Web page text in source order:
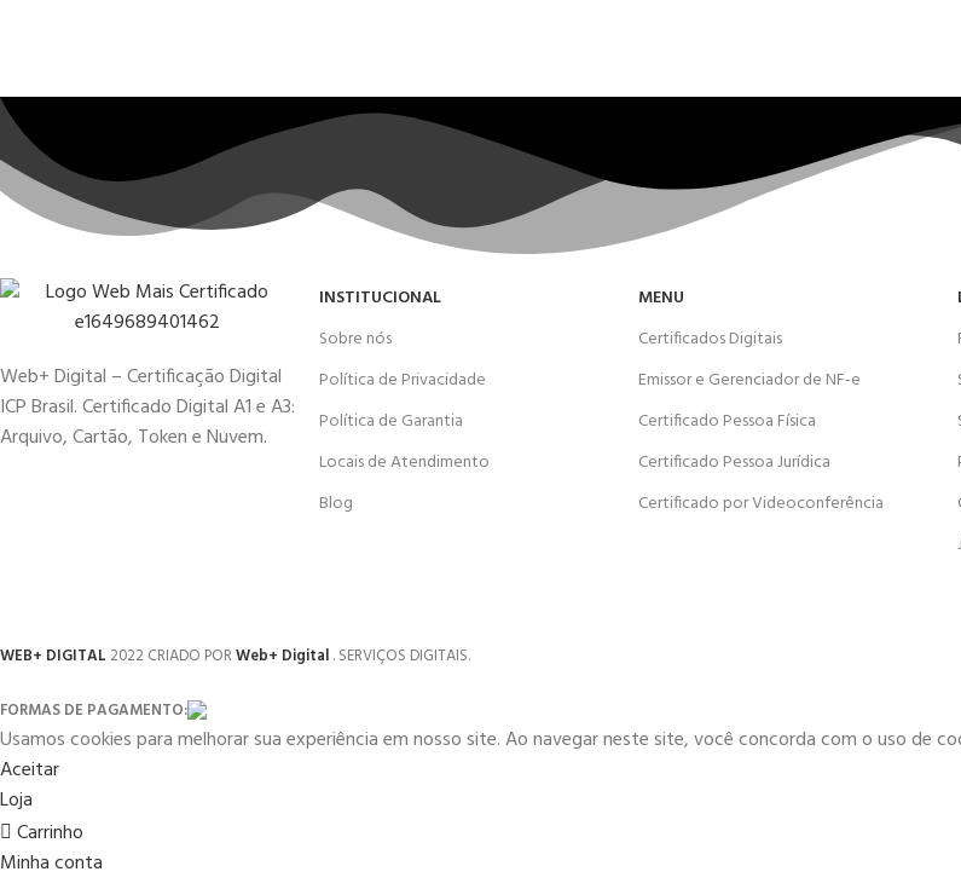
Web+ Digital – Certificação Digital
ICP Brasil. Certificado Digital A1 e A3:
Arquivo, Cartão, Token e Nuvem.
INSTITUCIONAL
Sobre nós
Política de Privacidade
Política de Garantia
Locais de Atendimento
Blog
MENU
Certificados Digitais
Emissor e Gerenciador de NF-e
Certificado Pessoa Física
Certificado Pessoa Jurídica
Certificado por Videoconferência
WEB+ DIGITAL 2022 CRIADO PORWeb+ Digital. SERVIÇOS DIGITAIS.
FORMAS DE PAGAMENTO:
Usamos cookies para melhorar sua experiência em nosso site. Ao navegar neste site, você concorda com o uso de
Aceitar
Loja
Carrinho
Minha conta